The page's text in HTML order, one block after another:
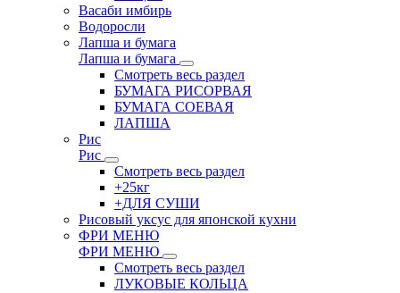
Васаби имбирь
Водоросли
Лапша и бумага
Лапша и бумага
Смотреть весь раздел
БУМАГА РИСОРВАЯ
БУМАГА СОЕВАЯ
ЛАПША
Рис
Рис
Смотреть весь раздел
+25кг
+ДЛЯ СУШИ
Рисовый уксус для японской кухни
ФРИ МЕНЮ
ФРИ МЕНЮ
Смотреть весь раздел
ЛУКОВЫЕ КОЛЬЦА